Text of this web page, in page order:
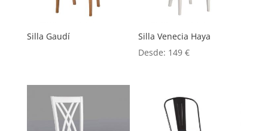
Silla Gaudí
Silla Venecia Haya
Desde: 149€